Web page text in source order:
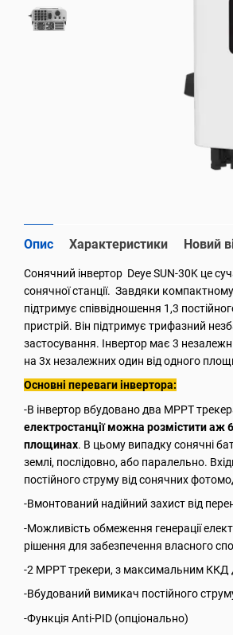
Опис Характеристики Новий
Сонячний інвертор Deye SUN-30K це
сонячної станції. Завдяки
підтримує співвідношення 1,3
пристрій. Він підтримує трифазний
застосування. Інвертор має 3
на 3х незалежних один від одного
Основні переваги інвертора:
-В інвертор вбудовано два MPPT
електростанції можна розмістити аж
площинах. В цьому випадку сонячні
землі, послідовно, або паралельно.
постійного струму від сонячних
-Вмонтований надійний захист вiд
-Можливiсть обмеження генерації
рішення для забезпечення власного
-2 MPPТ трекери, з максимальним ККД
-Вбудований вимикач постійного
-Функція Anti-PID (опціонально)